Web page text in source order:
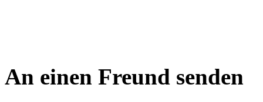
An einen Freund senden